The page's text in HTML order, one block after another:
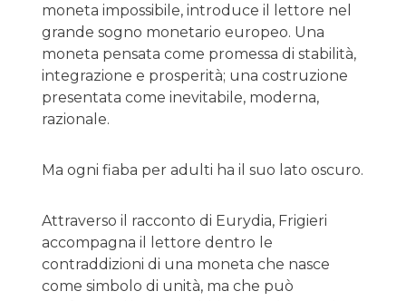
moneta impossibile, introduce il lettore nel
grande sogno monetario europeo. Una
moneta pensata come promessa di stabilità,
integrazione e prosperità; una costruzione
presentata come inevitabile, moderna,
razionale.
Ma ogni fiaba per adulti ha il suo lato oscuro.
Attraverso il racconto di Eurydia, Frigieri
accompagna il lettore dentro le
contraddizioni di una moneta che nasce
come simbolo di unità, ma che può